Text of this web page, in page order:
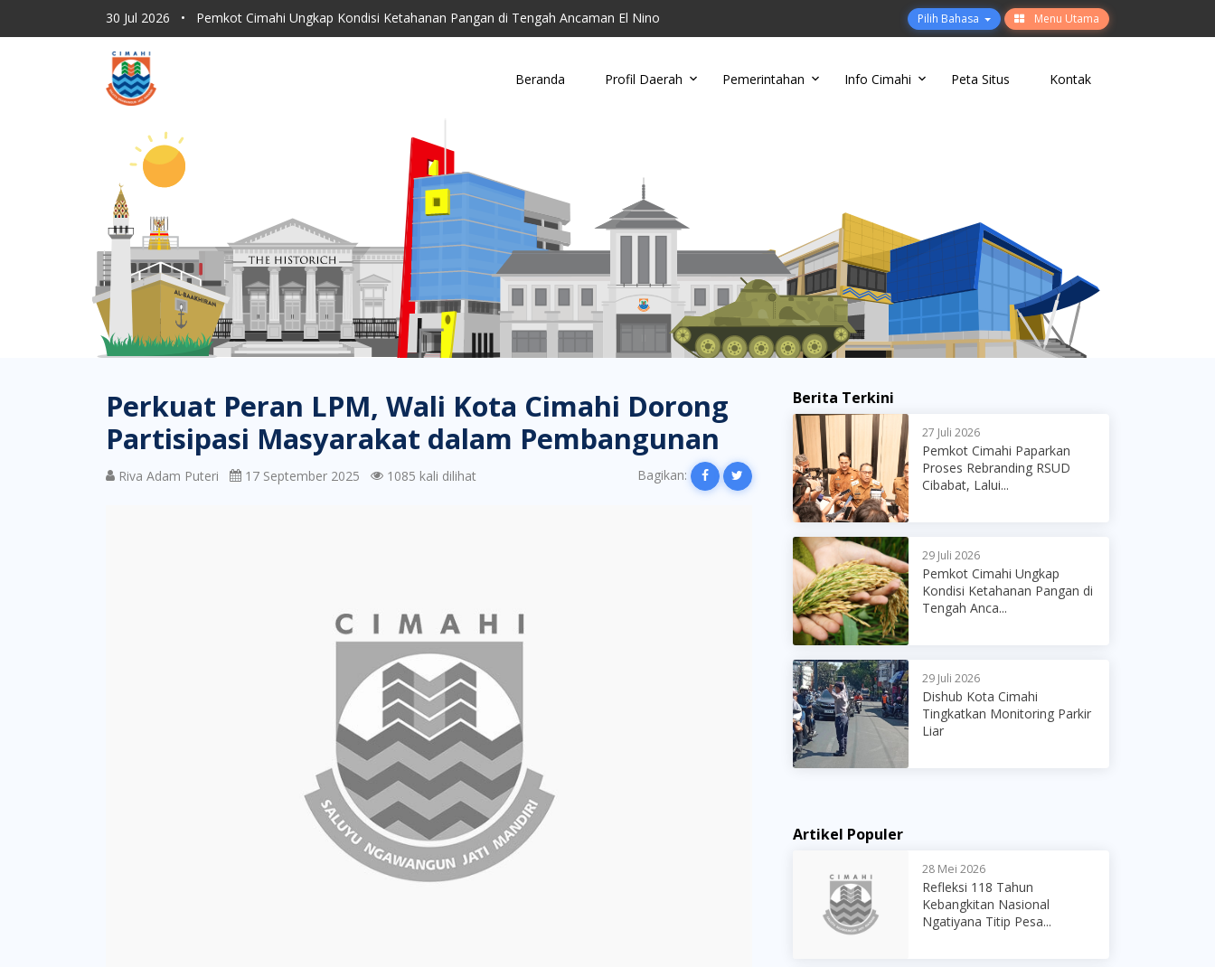
30 Jul 2026 •
Pemkot Cimahi Ungkap Kondisi Ketahanan Pangan di Tengah Ancaman El Nino
30 Jul 2026 • Dishub Kota Cimahi Tingkatkan Monitoring Parkir Liar
30 Jul 2026
30 Jul 2026
Lahan Kering Terbakar Saat Kemarau, Damkar Cimahi Minta Warga Tidak Buang Puntun...
30 Jul 2026
Pilih Bahasa Menu Utama
Beranda Profil Daerah Pemerintahan Info Cimahi Peta Situs Kontak
Perkuat Peran LPM, Wali Kota Cimahi Dorong
Partisipasi Masyarakat dalam Pembangunan
Riva Adam Puteri 17 September 2025 1085 kali dilihat Bagikan:
Berita Terkini
27 Juli 2026
Pemkot Cimahi Paparkan
Proses Rebranding RSUD
Cibabat, Lalui...
29 Juli 2026
Pemkot Cimahi Ungkap
Kondisi Ketahanan Pangan di
Tengah Anca...
29 Juli 2026
Dishub Kota Cimahi
Tingkatkan Monitoring Parkir
Liar
Artikel Populer
28 Mei 2026
Refleksi 118 Tahun
Kebangkitan Nasional
Ngatiyana Titip Pesa...